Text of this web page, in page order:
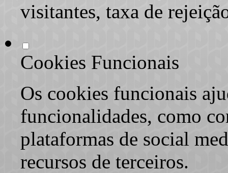
visitantes, taxa de
Cookies Funcionais
Os cookies funcionais
funcionalidades, como
plataformas de social
recursos de terceiros.